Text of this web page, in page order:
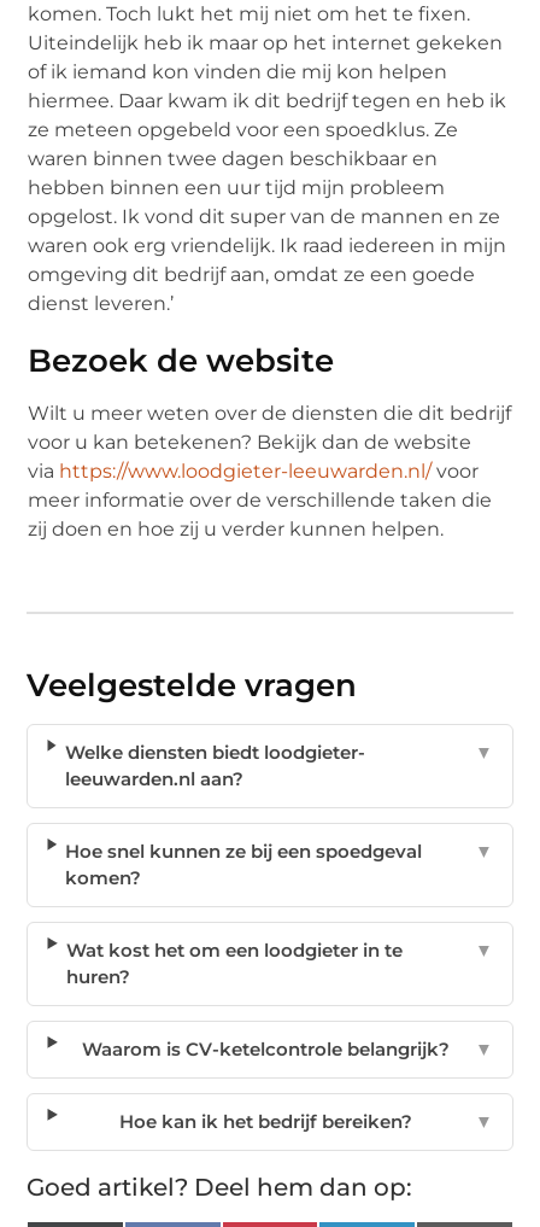
komen. Toch lukt het mij niet om het te fixen.
Uiteindelijk heb ik maar op het internet gekeken
of ik iemand kon vinden die mij kon helpen
hiermee. Daar kwam ik dit bedrijf tegen en heb ik
ze meteen opgebeld voor een spoedklus. Ze
waren binnen twee dagen beschikbaar en
hebben binnen een uur tijd mijn probleem
opgelost. Ik vond dit super van de mannen en ze
waren ook erg vriendelijk. Ik raad iedereen in mijn
omgeving dit bedrijf aan, omdat ze een goede
dienst leveren.’
Bezoek de website
Wilt u meer weten over de diensten die dit bedrijf
voor u kan betekenen? Bekijk dan de website
via https://www.loodgieter-leeuwarden.nl/voor
meer informatie over de verschillende taken die
zij doen en hoe zij u verder kunnen helpen.
Veelgestelde vragen
Welke diensten biedt loodgieter-
leeuwarden.nl aan?
▼
Hoe snel kunnen ze bij een spoedgeval
komen?
▼
Wat kost het om een loodgieter in te
huren?
▼
Waarom is CV-ketelcontrole belangrijk? ▼
Hoe kan ik het bedrijf bereiken? ▼
Goed artikel? Deel hem dan op: